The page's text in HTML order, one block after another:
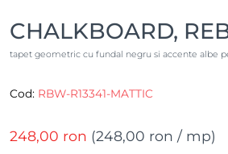
CHALKBOARD,
tapet geometric cu fundal negru si accente albe
Cod: RBW-R13341-MATTIC
248,00 ron (248,00 ron / mp)